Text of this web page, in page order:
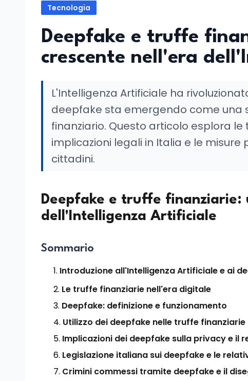
Tecnologia
Deepfake e truffe
crescente nell'era
L'Intelligenza Artificiale ha
deepfake sta emergendo come
finanziario. Questo articolo esplora
implicazioni legali in Italia e le
cittadini.
Deepfake e truffe finanziarie:
dell'Intelligenza Artificiale
Sommario
Introduzione all'Intelligenza Artificiale e ai
Le truffe finanziarie nell'era digitale
Deepfake: definizione e funzionamento
Utilizzo dei deepfake nelle truffe finanziarie
Implicazioni dei deepfake sulla privacy e il
Legislazione italiana sui deepfake e le
Crimini commessi tramite deepfake e il